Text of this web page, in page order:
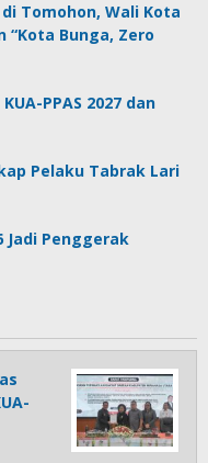
Tomohon, Wali Kota
“Kota Bunga, Zero
PPAS 2027 dan
Pelaku Tabrak Lari
Jadi Penggerak